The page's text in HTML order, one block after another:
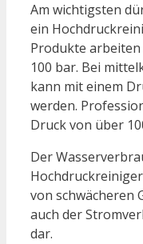
Am wichtigsten
ein
Produkte
100 bar. Bei
kann mit einem
werden.
Druck von über
Der
von schwächeren
auch der
dar.